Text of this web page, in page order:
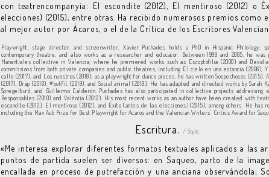
con teatrencompanyia: El escondite (2012), El mentiroso (2012) o
elecciones) (2015), entre otras. Ha recibido numerosos premios como
al mejor autor por Ácaros, o el de la Crítica de los Escritores
Playwright, stage director, and screenwriter, Xavier Puchades holds a PhD in Hispanic Philology,
contemporary theatre, and also works as a researcher and educator. Between 1999 and 2005, he
Manantiales collective in Valencia, where he premiered works such as Escoptofilia (2000) and
commissions from both private companies and public theatres, including El cielo en una estancia (2006),
calle (2017), and Los nuestros (2018); as a playwright for dance pieces, he has written Sospechosos (2015),
(2017), Drap (2018), #outFit (2019), and Social animal (2019). He has adapted and directed works by Sarah
Spregelburd, and Guillermo Calderón. Puchades has also participated in collective projects addressing
Responsables (2010) and Valèntia (2012). His most recent works as an author have been created with
escondite (2012), El mentiroso (2012), and Éxito (antes de las elecciones) (2015), among others. He has
including the Max Aub Prize for Best Playwright for Ácaros and the Valencian Writers’ Critics Award for
Escritura. / Style.
«Me interesa explorar diferentes formatos textuales aplicados a las
puntos de partida suelen ser diversos: en Saqueo, parto de la
encallada en proceso de putrefacción y una anciana observándola;